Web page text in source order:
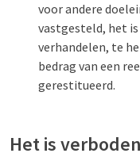
voor andere
vastgesteld, het
verhandelen, te
bedrag van een
gerestitueerd.
Het is